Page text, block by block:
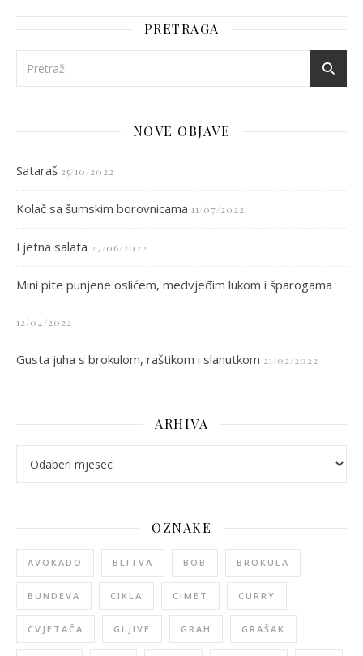
PRETRAGA
NOVE OBJAVE
Sataraš 25/10/2022
Kolač sa šumskim borovnicama 11/07/2022
Ljetna salata 27/06/2022
Mini pite punjene oslićem, medvjeđim lukom i šparogama
12/04/2022
Gusta juha s brokulom, raštikom i slanutkom 21/02/2022
ARHIVA
OZNAKE
AVOKADO BLITVA BOB BROKULA
BUNDEVA CIKLA CIMET CURRY
CVJETAČA GLJIVE GRAH GRAŠAK